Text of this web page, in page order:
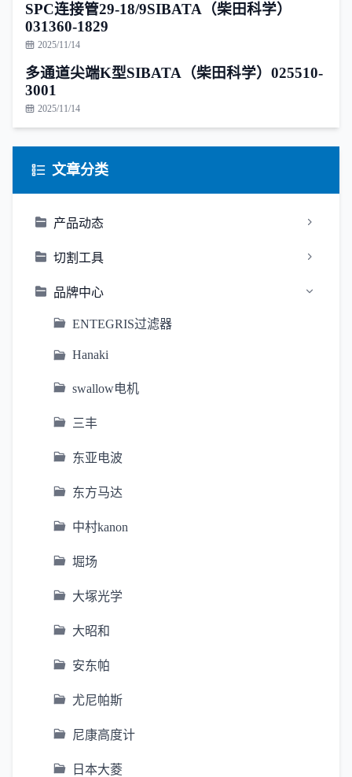
SPC连接管29-18/9SIBATA（柴田科学）
031360-1829
2025/11/14
多通道尖端K型SIBATA（柴田科学）025510-
3001
2025/11/14
文章分类
产品动态
切割工具
品牌中心
ENTEGRIS过滤器
Hanaki
swallow电机
三丰
东亚电波
东方马达
中村kanon
堀场
大塚光学
大昭和
安东帕
尤尼帕斯
尼康高度计
日本大菱